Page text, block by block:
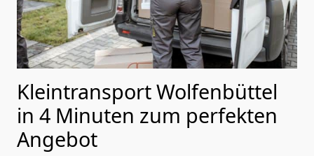
Kleintransport Wolfenbüttel
in 4 Minuten zum perfekten
Angebot